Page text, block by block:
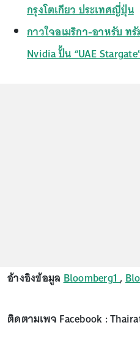
กรุงโตเกียว ประเทศญี่ปุ่น
กาวใจอเมริกา-อาหรับ ท
Nvidia ปั้น “UAE
อ้างอิงข้อมูลBloomberg1,
ติดตามเพจ Facebook :